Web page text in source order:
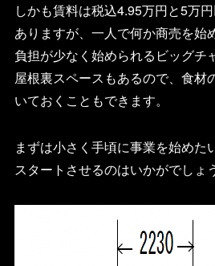
しかも賃料は税込4.95万円と5万
ありますが、一人で何か商売を始
負担が少なく始められるビッグチ
屋根裏スペースもあるので、食材
いておくこともできます。
まずは小さく手頃に事業を始めた
スタートさせるのはいかがでしょ